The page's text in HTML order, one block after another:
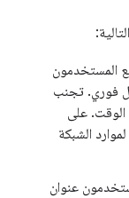
المستخدمون
فوري. تجنب
الوقت. على
الشبكة
عنوان